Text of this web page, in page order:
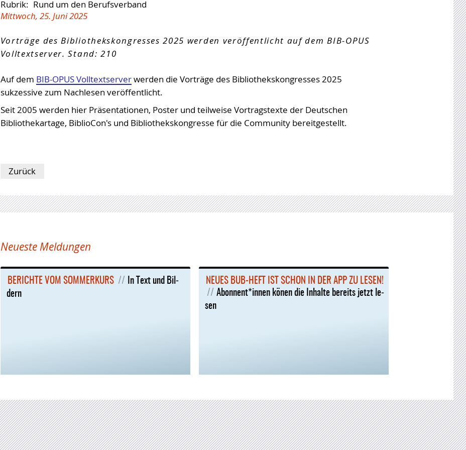
Niedersachsen und Bremen
Geschäftsstelle
Rubrik: Rund um den Berufsverband
Mittwoch, 25. Juni 2025
Vorträge des Bibliothekskongresses 2025 werden veröffentlicht auf dem BIB-OPUS
Volltextserver. Stand: 210
Auf dem BIB-OPUS Volltextserverwerden die Vorträge des Bibliothekskongresses 2025
sukzessive zum Nachlesen veröffentlicht.
Seit 2005 werden hier Präsentationen, Poster und teilweise Vortragstexte der Deutschen
Bibliothekartage, BiblioCon's und Bibliothekskongresse für die Community bereitgestellt.
Zurück
Neueste Meldungen
BE­RICH­TE VOM SOM­MER­KURS
In Text und Bil­
dern
NEU­ES BUB-HEFT IST SCHON IN DER APP ZU LE­SEN!
Abon­nent*in­nen kö­nen die In­hal­te be­reits jetzt le­
sen